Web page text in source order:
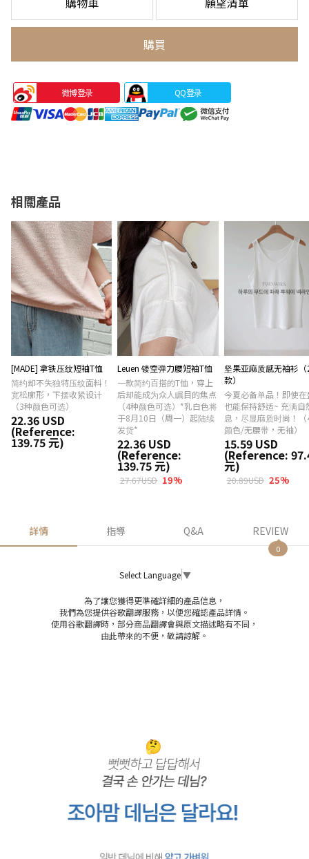
購買
微博登录 QQ登录
相關產品
[MADE] 拿铁压纹短袖T恤
简约却不失独特压纹面料！
宽松廓形，下摆收紧设计
（3种颜色可选）
22.36 USD
(Reference:
139.75 元)
Leuen 镂空弹力腰短袖T恤
一款简约百搭的T恤，穿上
后却能成为众人瞩目的焦点
（4种颜色可选）*乳白色将
于8月10日（周一）起陆续
发货*
22.36 USD
(Reference:
139.75 元)
27.67USD 19%
坚果亚麻质感无袖衫（
款）
今夏必备单品！即使在
也能保持舒适~ 充满自
息，尽显麻质时尚！（
颜色/无腰带，无袖）
15.59 USD
(Reference:
元)
20.89USD 25%
詳情 指導 Q&A REVIEW
0
Select Language ▼
為了讓您獲得更準確詳細的產品信息，
我們為您提供谷歌翻譯服務，以便您確認產品詳情。
使用谷歌翻譯時，部分商品翻譯會與原文描述略有不同，
由此帶來的不便，敬請諒解。